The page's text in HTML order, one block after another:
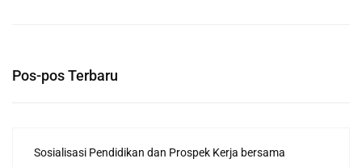
Pos-pos Terbaru
Sosialisasi Pendidikan dan Prospek Kerja bersama